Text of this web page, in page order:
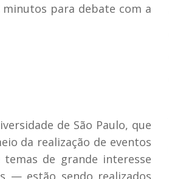
minutos para debate com a
de São Paulo, que
da realização de eventos
de grande interesse
— estão sendo realizados